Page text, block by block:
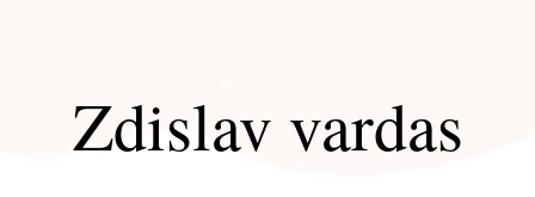
Zdislav vardas